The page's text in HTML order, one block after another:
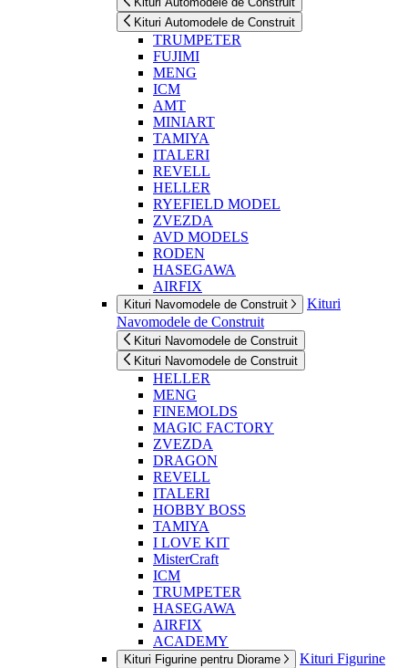
Kituri Automodele de Construit
TRUMPETER
FUJIMI
MENG
ICM
AMT
MINIART
TAMIYA
ITALERI
REVELL
HELLER
RYEFIELD MODEL
ZVEZDA
AVD MODELS
RODEN
HASEGAWA
AIRFIX
Kituri Navomodele de Construit
Kituri
Navomodele de Construit
Kituri Navomodele de Construit
Kituri Navomodele de Construit
HELLER
MENG
FINEMOLDS
MAGIC FACTORY
ZVEZDA
DRAGON
REVELL
ITALERI
HOBBY BOSS
TAMIYA
I LOVE KIT
MisterCraft
ICM
TRUMPETER
HASEGAWA
AIRFIX
ACADEMY
Kituri Figurine pentru Diorame
Kituri Figurine